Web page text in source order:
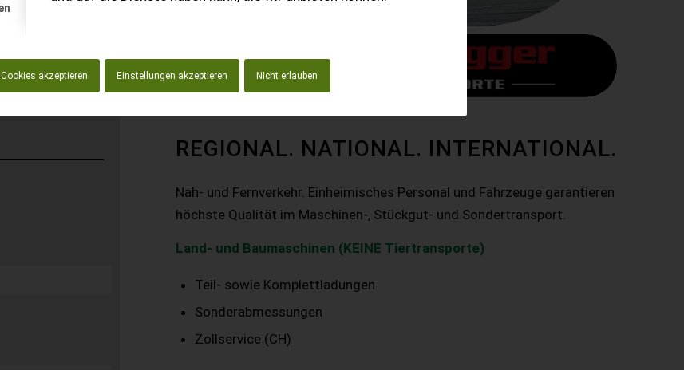
akzeptieren Einstellungen akzeptieren Nicht erlauben
REGIONAL. NATIONAL. INTERNATIONAL.
Nah- und Fernverkehr. Einheimisches Personal und Fahrzeuge garantieren
höchste Qualität im Maschinen-, Stückgut- und Sondertransport.
Land- und Baumaschinen (KEINE Tiertransporte)
Teil- sowie Komplettladungen
Sonderabmessungen
Zollservice (CH)